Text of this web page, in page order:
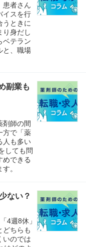
患者さん
イスを行
うときに
り身だし
ベテラン
と、職場
副業も
剤師の間
方で「薬
人も多い
しても問
めできる
。
ない？
4週8休」
どちらも
いのでは